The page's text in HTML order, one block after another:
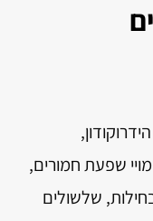
שפעת חמורים,
שלשולים